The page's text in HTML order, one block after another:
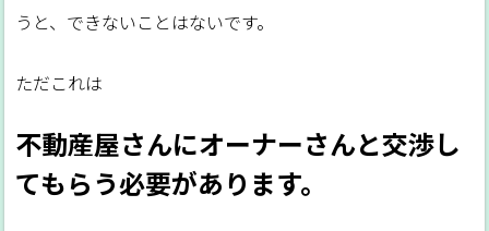
うと、できないことはないです。
ただこれは
不動産屋さんにオーナーさんと交渉し
てもらう必要があります。